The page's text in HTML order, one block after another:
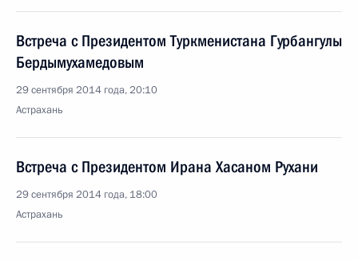
Встреча с Президентом Туркменистана Гурбангулы
Бердымухамедовым
29 сентября 2014 года, 20:10
Астрахань
Встреча с Президентом Ирана Хасаном Рухани
29 сентября 2014 года, 18:00
Астрахань